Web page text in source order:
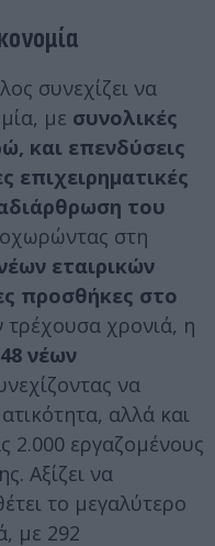
συνεχίζει να
με συνολικές
και επενδύσεις
επιχειρηματικές
του
στη
εταιρικών
προσθήκες στο
χρονιά, η
νέων
να
αλλά και
2.000 εργαζομένους
Αξίζει να
το μεγαλύτερο
με 292